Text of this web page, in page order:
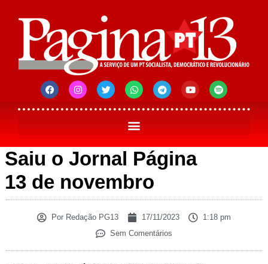
Saiu o Jornal Página
13 de novembro
Por Redação PG13 17/11/2023
1:18 pm
Sem Comentários